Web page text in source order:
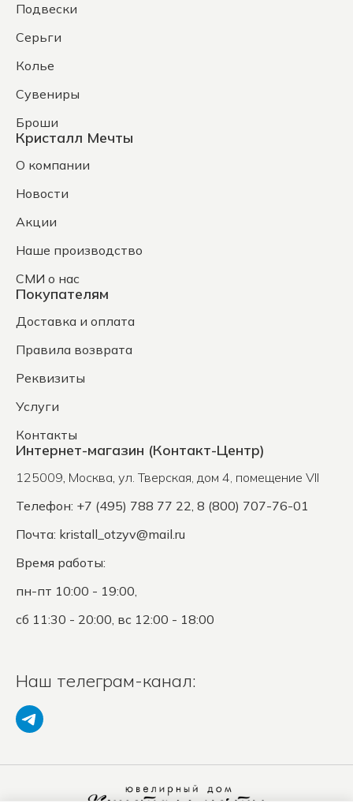
Подвески
Серьги
Колье
Сувениры
Броши
Кристалл Мечты
О компании
Новости
Акции
Наше производство
СМИ о нас
Покупателям
Доставка и оплата
Правила возврата
Реквизиты
Услуги
Контакты
Интернет-магазин (Контакт-Центр)
125009, Москва, ул. Тверская, дом 4, помещение VII
Телефон: +7 (495) 788 77 22, 8 (800) 707-76-01
Почта: kristall_otzyv@mail.ru
Время работы:
пн-пт 10:00 - 19:00,
сб 11:30 - 20:00, вс 12:00 - 18:00
Наш телеграм-канал: